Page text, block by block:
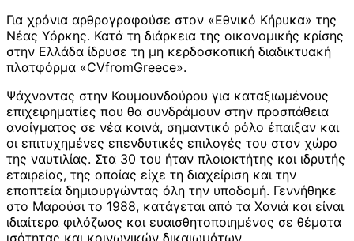
Για χρόνια αρθρογραφούσε στον «Εθνικό Κήρυκα» της
Νέας Υόρκης. Κατά τη διάρκεια της οικονομικής κρίσης
στην Ελλάδα ίδρυσε τη μη κερδοσκοπική διαδικτυακή
πλατφόρμα «CVfromGreece».
Ψάχνοντας στην Κουμουνδούρου για καταξιωμένους
επιχειρηματίες που θα συνδράμουν στην προσπάθεια
ανοίγματος σε νέα κοινά, σημαντικό ρόλο έπαιξαν και
οι επιτυχημένες επενδυτικές επιλογές του στον χώρο
της ναυτιλίας. Στα 30 του ήταν πλοιοκτήτης και ιδρυτής
εταιρείας, της οποίας είχε τη διαχείριση και την
εποπτεία δημιουργώντας όλη την υποδομή. Γεννήθηκε
στο Μαρούσι το 1988, κατάγεται από τα Χανιά και είναι
ιδιαίτερα φιλόζωος και ευαισθητοποιημένος σε θέματα
ισότητας και κοινωνικών δικαιωμάτων.